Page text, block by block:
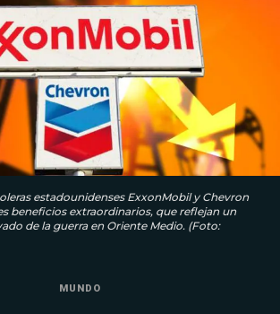
estadounidenses ExxonMobil y Chevron
beneficios extraordinarios, que reflejan un
de la guerra en Oriente Medio. (Foto:
MUNDO